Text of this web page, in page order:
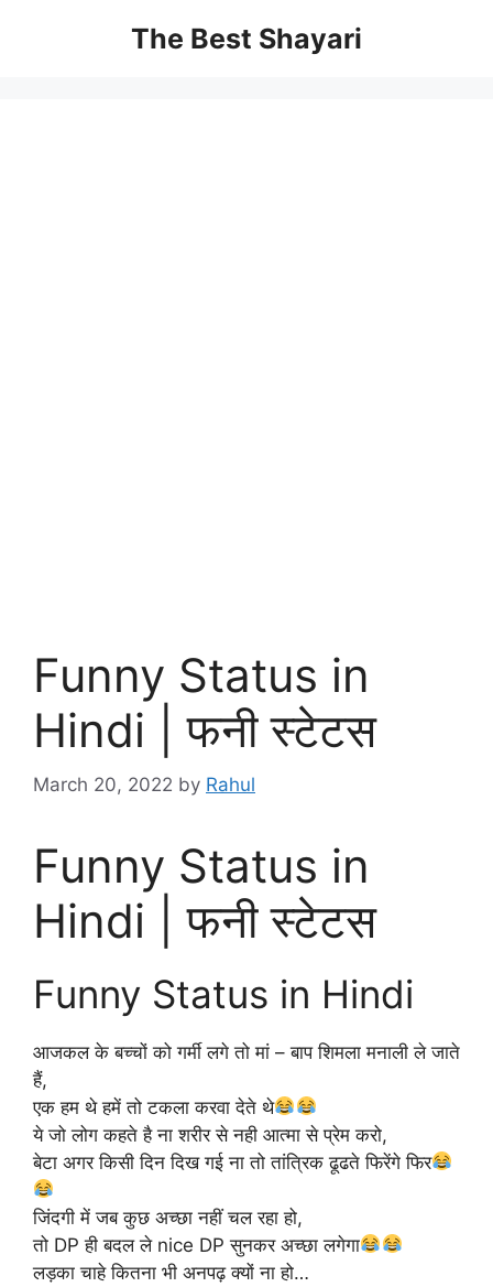
The Best Shayari
Funny Status in
Hindi | फनी स्टेटस
March 20, 2022 by Rahul
Funny Status in
Hindi | फनी स्टेटस
Funny Status in Hindi
आजकल के बच्चों को गर्मी लगे तो मां – बाप शिमला मनाली ले जाते
हैं,
एक हम थे हमें तो टकला करवा देते थे
ये जो लोग कहते है ना शरीर से नही आत्मा से प्रेम करो,
बेटा अगर किसी दिन दिख गई ना तो तांत्रिक ढूढते फिरेंगे फिर
जिंदगी में जब कुछ अच्छा नहीं चल रहा हो,
तो DP ही बदल ले nice DP सुनकर अच्छा लगेगा
लड़का चाहे कितना भी अनपढ़ क्यों ना हो…